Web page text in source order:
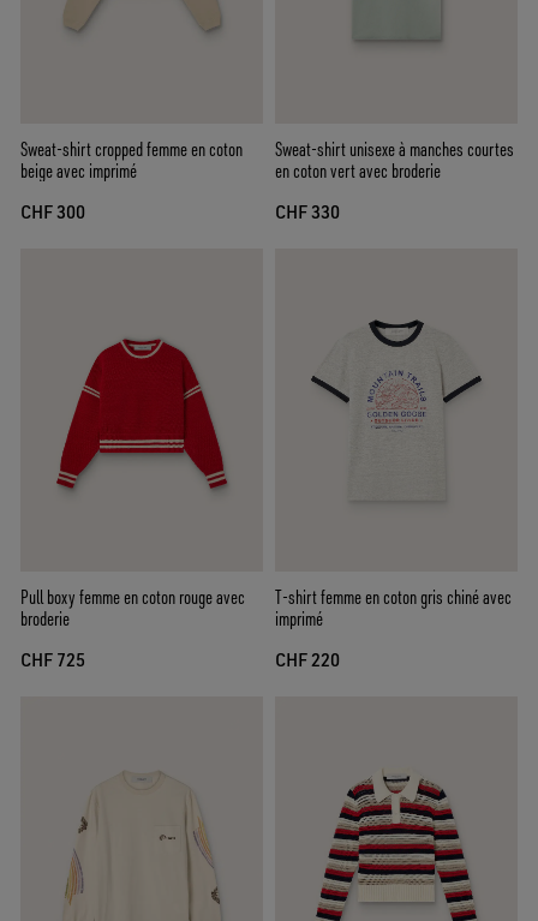
Sweat-shirt cropped femme en coton
beige avec imprimé
CHF 300
Sweat-shirt unisexe à manches courtes
en coton vert avec broderie
CHF 330
Pull boxy femme en coton rouge avec
broderie
CHF 725
T-shirt femme en coton gris chiné avec
imprimé
CHF 220